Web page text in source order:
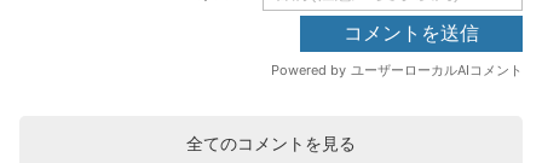
全てのコメントを見る